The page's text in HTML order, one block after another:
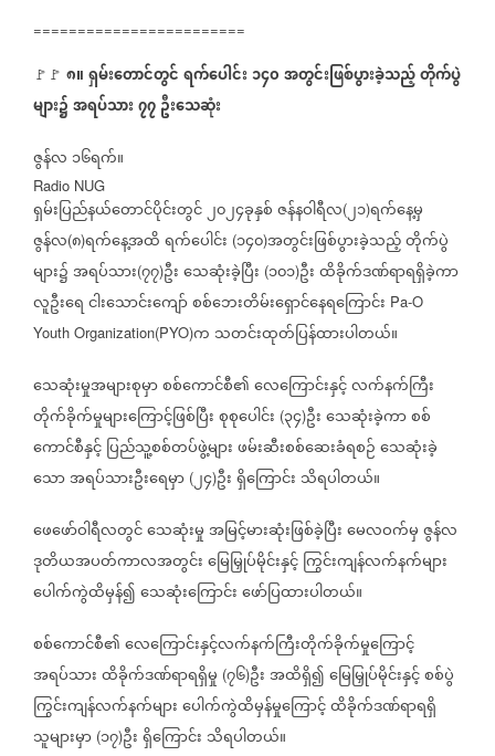
========================
🚩🚩 ၈။ရှမ်းတောင်တွင်ရက်ပေါင်း၁၄၀အတွင်းဖြစ်ပွားခဲ့သည့်တိုက်ပွဲ
များ၌အရပ်သား၇၇ဦးသေဆုံး
ဇွန်လ ၁၆ရက်။
Radio NUG
ရှမ်းပြည်နယ်တောင်ပိုင်းတွင်၂၀၂၄ခုနှစ်ဇန်နဝါရီလ(၂၁)ရက်နေ့မှ
ဇွန်လ(၈)ရက်နေ့အထိရက်ပေါင်း (၁၄၀)အတွင်းဖြစ်ပွားခဲ့သည့်တိုက်ပွဲ
များ၌အရပ်သား(၇၇)ဦးသေဆုံးခဲ့ပြီး (၁၀၁)ဦးထိခိုက်ဒဏ်ရာရရှိခဲ့ကာ
လူဦးရေငါးသောင်းကျော်စစ်ဘေးတိမ်းရှောင်နေရကြောင်း Pa-O
Youth Organization(PYO)က သတင်းထုတ်ပြန်ထားပါတယ်။
သေဆုံးမှုအများစုမှာစစ်ကောင်စီ၏လေကြောင်းနှင့်လက်နက်ကြီး
တိုက်ခိုက်မှုများကြောင့်ဖြစ်ပြီးစုစုပေါင်း (၃၄)ဦးသေဆုံးခဲ့ကာစစ်
ကောင်စီနှင့်ပြည်သူ့စစ်တပ်ဖွဲ့များဖမ်းဆီးစစ်ဆေးခံရစဉ်သေဆုံးခဲ့
သောအရပ်သားဦးရေမှာ (၂၄)ဦးရှိကြောင်း သိရပါတယ်။
ဖေဖော်ဝါရီလတွင်သေဆုံးမှုအမြင့်မားဆုံးဖြစ်ခဲ့ပြီးမေလဝက်မှဇွန်လ
ဒုတိယအပတ်ကာလအတွင်းမြေမြှုပ်မိုင်းနှင့်ကြွင်းကျန်လက်နက်များ
ပေါက်ကွဲထိမှန်၍သေဆုံးကြောင်းဖော်ပြထားပါတယ်။
စစ်ကောင်စီ၏လေကြောင်းနှင့်လက်နက်ကြီးတိုက်ခိုက်မှုကြောင့်
အရပ်သားထိခိုက်ဒဏ်ရာရရှိမှု (၇၆)ဦးအထိရှိ၍မြေမြှုပ်မိုင်းနှင့်စစ်ပွဲ
ကြွင်းကျန်လက်နက်များပေါက်ကွဲထိမှန်မှုကြောင့်ထိခိုက်ဒဏ်ရာရရှိ
သူများမှာ (၁၇)ဦးရှိကြောင်း သိရပါတယ်။